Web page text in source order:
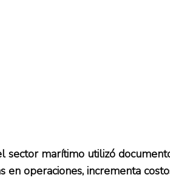
sector marítimo utilizó
en operaciones, incrementa